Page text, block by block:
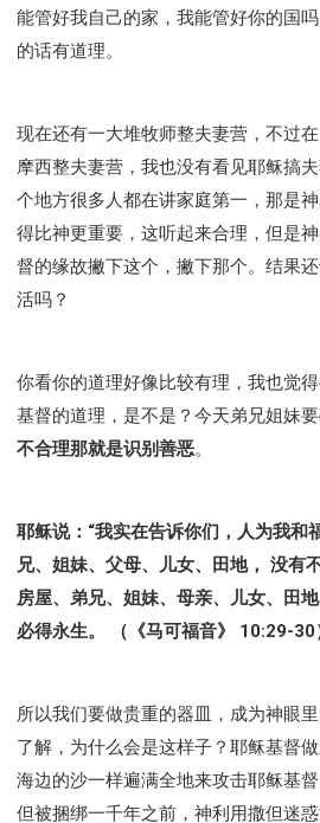
能管好我自己的家，我能管好你的国
的话有道理。
现在还有一大堆牧师整夫妻营，不过
摩西整夫妻营，我也没有看见耶稣搞
个地方很多人都在讲家庭第一，那是
得比神更重要，这听起来合理，但是
督的缘故撇下这个，撇下那个。结果
活吗？
你看你的道理好像比较有理，我也觉
基督的道理，是不是？今天弟兄姐妹要
不合理那就是识别善恶。
耶稣说：“我实在告诉你们，人为我和
兄、姐妹、父母、儿女、田地， 没有
房屋、弟兄、姐妹、母亲、儿女、田
必得永生。 （《马可福音》 10:29-30
所以我们要做贵重的器皿，成为神眼
了解，为什么会是这样子？耶稣基督
海边的沙一样遍满全地来攻击耶稣基
但被捆绑一千年之前，神利用撒但迷